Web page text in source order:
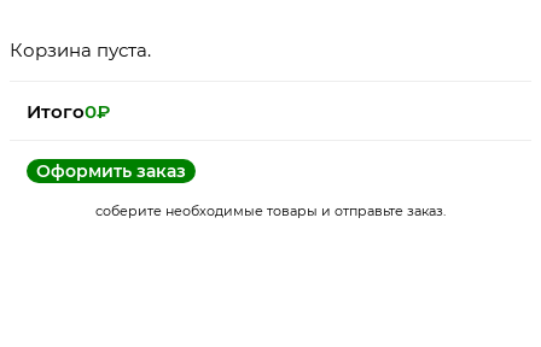
Корзина пуста.
Итого0₽
Оформить заказ
соберите необходимые товары и отправьте заказ.